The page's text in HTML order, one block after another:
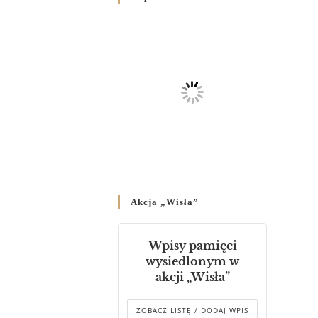
Родин
Справ Молоді та встановленя
складу Катихитичної Комісії
днях 2-12 липня 2024 р.”
Декрет єпископів
Перемисько-Варшавської
Митрополії стосовно
звершування Божественної
літургії
Akcja „Wisła”
Wpisy pamięci
wysiedlonym w
akcji „Wisła”
ZOBACZ LISTĘ / DODAJ WPIS